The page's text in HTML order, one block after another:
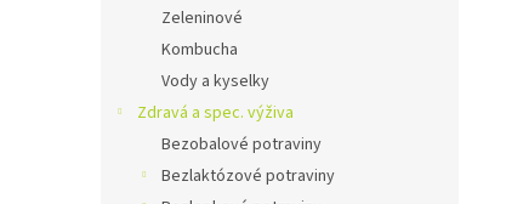
Zeleninové
Kombucha
Vody a kyselky
Zdravá a spec. výživa
Bezobalové potraviny
Bezlaktózové potraviny